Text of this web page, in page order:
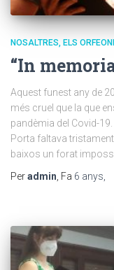
NOSALTRES, ELS
“In
Aquest funest any de
més cruel que la que
pandèmia del Covid-
Porta faltava
baixos un forat
Peradmin, Fa 6 anys,